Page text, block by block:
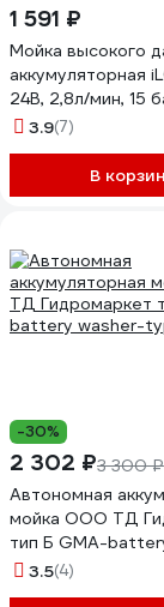
1 591 ₽
Мойка высокого
аккумуляторная
24В, 2,8л/мин, 15
PG001(62611)
3.9(7)
В
-30%
2 302 ₽3 300 ₽
Автономная
мойка ООО ТД
тип Б GMA-
type B
3.5(4)